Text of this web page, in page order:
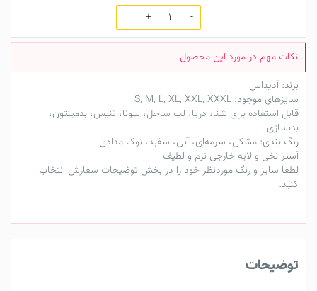
برند: آدیداس
سایزهای موجود: S, M, L, XL, XXL, XXXL
قابل استفاده برای شنا، دریا، لب ساحل، سونا، تنیس، بدمینتون،
بدنسازی
رنگ بندی: مشکی، سرمه‌ای، آبی، سفید، نوک مدادی
آستر نخی و لایه خارجی نرم و لطیف
لطفا سایز و رنگ موردنظر خود را در بخش توضیحات سفارش انتخاب
کنید.
توضیحات